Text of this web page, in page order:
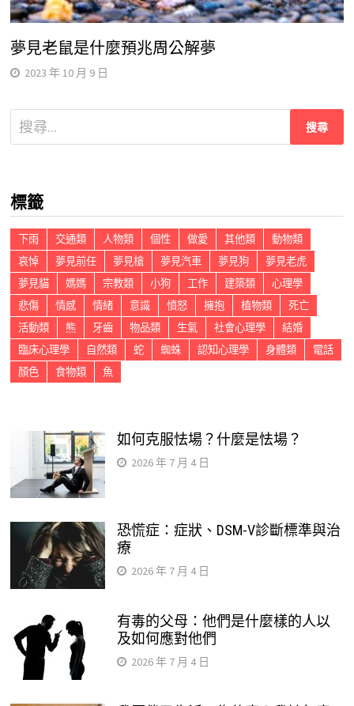
夢見老鼠是什麼預兆周公解夢
2023 年 10 月 9 日
搜
尋
字:
標籤
下雨 交通類 人物類 個性 做愛 其他類
動物類
哀悼
夢見前任 夢見槍 夢見汽車 夢見狗
夢見老虎
夢見貓
媽媽 宗教類 小狗 工作 建築類
心理學
悲傷
情感 情緒 意識 憤怒 擁抱 植物類
死亡
活動類
熊 牙齒 物品類 生氣 社會心理學
結婚
臨床心理學
自然類 蛇 蜘蛛 認知心理學 身體類
電話
顏色
食物類 魚
如何克服怯場？什麼是怯場？
2026 年 7 月 4 日
恐慌症：症狀、DSM-V診斷標準與治
療
2026 年 7 月 4 日
有毒的父母：他們是什麼樣的人以
及如何應對他們
2026 年 7 月 4 日